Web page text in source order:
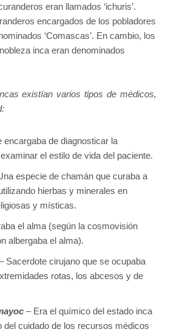
eran llamados ‘ichuris’.
encargados de los pobladores
‘Comascas’. En cambio, los
inca eran denominados
existían varios tipos de médicos,
de diagnosticar la
el estilo de vida del paciente.
especie de chamán que curaba a
hierbas y minerales en
y místicas.
el alma (según la cosmovisión
albergaba el alma).
Sacerdote cirujano que se ocupaba
rotas, los abcesos y de
– Era el químico del estado inca
del cuidado de los recursos médicos